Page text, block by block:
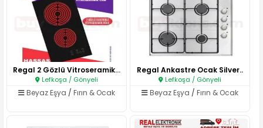
Regal 2 Gözlü Vitroseramik Oca..
Lefkoşa / Gönyeli
Beyaz Eşya / Fırın & Ocak
Regal Ankastre Ocak Silver..
Lefkoşa / Gönyeli
Beyaz Eşya /Fırın & Ocak